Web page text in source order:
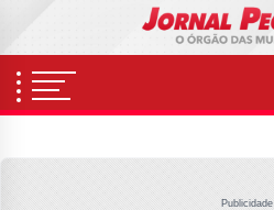
content
Publicidade